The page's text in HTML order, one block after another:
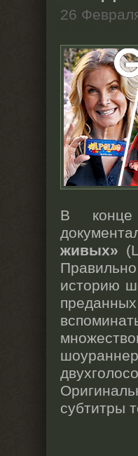
26
В конце
живых»
историю
субтитры